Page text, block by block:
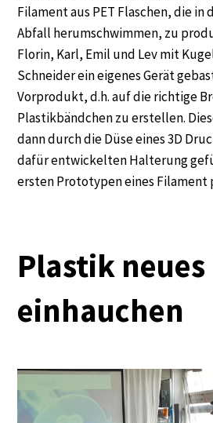
Filament aus PET Flaschen, die in
Abfall herumschwimmen, zu
Florin, Karl, Emil und Lev mit
Schneider ein eigenes Gerät
Vorprodukt, d.h. auf die richtige
Plastikbändchen zu erstellen.
dann durch die Düse eines 3D
dafür entwickelten Halterung
ersten Prototypen eines
Plastik neues
einhauchen